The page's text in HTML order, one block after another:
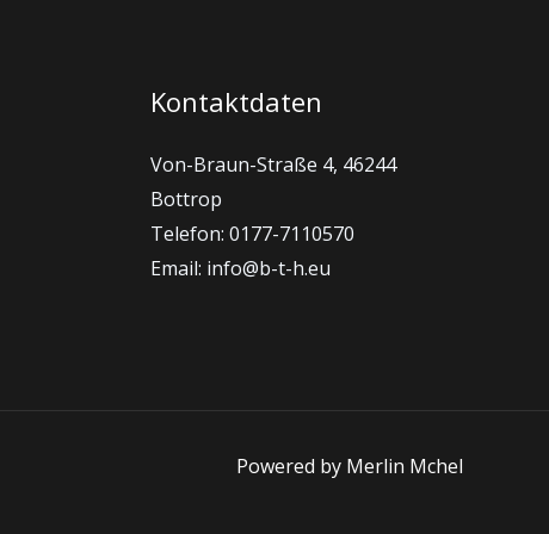
Kontaktdaten
Von-Braun-Straße 4, 46244
Bottrop
Telefon: 0177-7110570
Email: info@b-t-h.eu
Powered by Merlin Mchel